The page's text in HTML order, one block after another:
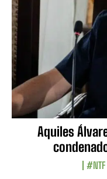
Aquiles
#NTF